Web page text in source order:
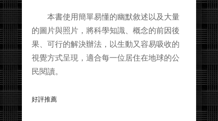
本書使用簡單易懂的幽默敘述以及大量
的圖片與照片，將科學知識、概念的前因後
果、可行的解決辦法，以生動又容易吸收的
視覺方式呈現，適合每一位居住在地球的公
民閱讀。
好評推薦